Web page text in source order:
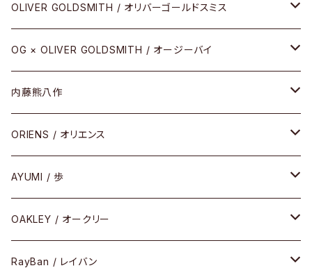
その他
URUSHI（CRAFTSMAN EDITION）
REVIVAL EDITION
HEAVY EDITION
COMBI （コンビシリーズ）
PREMIUM（プレミアムシリーズ）
PLASTIC（プラスティックシリーズ）
SIRMONT（サーモントシリーズ）
サブリメイションシリーズ
OLIVER GOLDSMITH / オリバーゴールドスミス
メタル
セル
コンビ
OG × OLIVER GOLDSMITH / オージーバイ
メタル
セル
コンビ
内藤熊八作
セル
メタル
コンビ
ORIENS / オリエンス
セルフレーム
メタルフレーム
その他
AYUMI / 歩
セルフレーム
OAKLEY / オークリー
メガネフレーム
RayBan / レイバン